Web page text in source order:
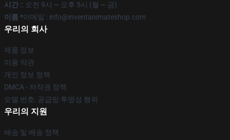
시간 :: 오전 9시 ~ 오후 5시 (월 ~ 금)
이름 *이메일 : info@inventanimateshop.com
우리의 회사
제품 정보
이용 약관
개인 정보 정책
DMCA - 저작권 정책
모델 번호: 공급망 투명성 행위
우리의 지원
배송 및 배송 정책